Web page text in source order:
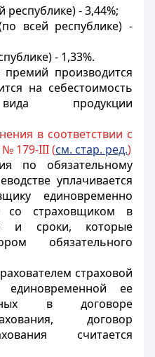
- 3,44%;
всей республике) -
- 1,33%.
производится
на себестоимость
вида продукции
в соответствии с
№ 179-III (см. стар. ред.)
по обязательному
уплачивается
единовременно
со страховщиком в
и сроки, которые
обязательного
страховой
ее
в договоре
договор
считается